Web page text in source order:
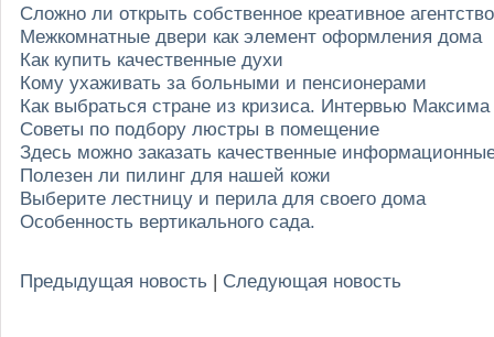
Сложно ли открыть собственное креативное
Межкомнатные двери как элемент оформления дома
Как купить качественные духи
Кому ухаживать за больными и пенсионерами
Как выбраться стране из кризиса. Интервью
Советы по подбору люстры в помещение
Здесь можно заказать качественные
Полезен ли пилинг для нашей кожи
Выберите лестницу и перила для своего дома
Особенность вертикального сада.
Предыдущая новость | Следующая новость